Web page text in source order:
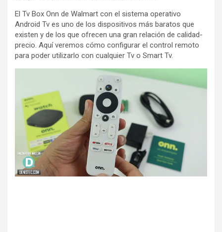
El Tv Box Onn de Walmart con el sistema operativo
Android Tv es uno de los dispositivos más baratos que
existen y de los que ofrecen una gran relación de calidad-
precio. Aquí veremos cómo configurar el control remoto
para poder utilizarlo con cualquier Tv o Smart Tv.